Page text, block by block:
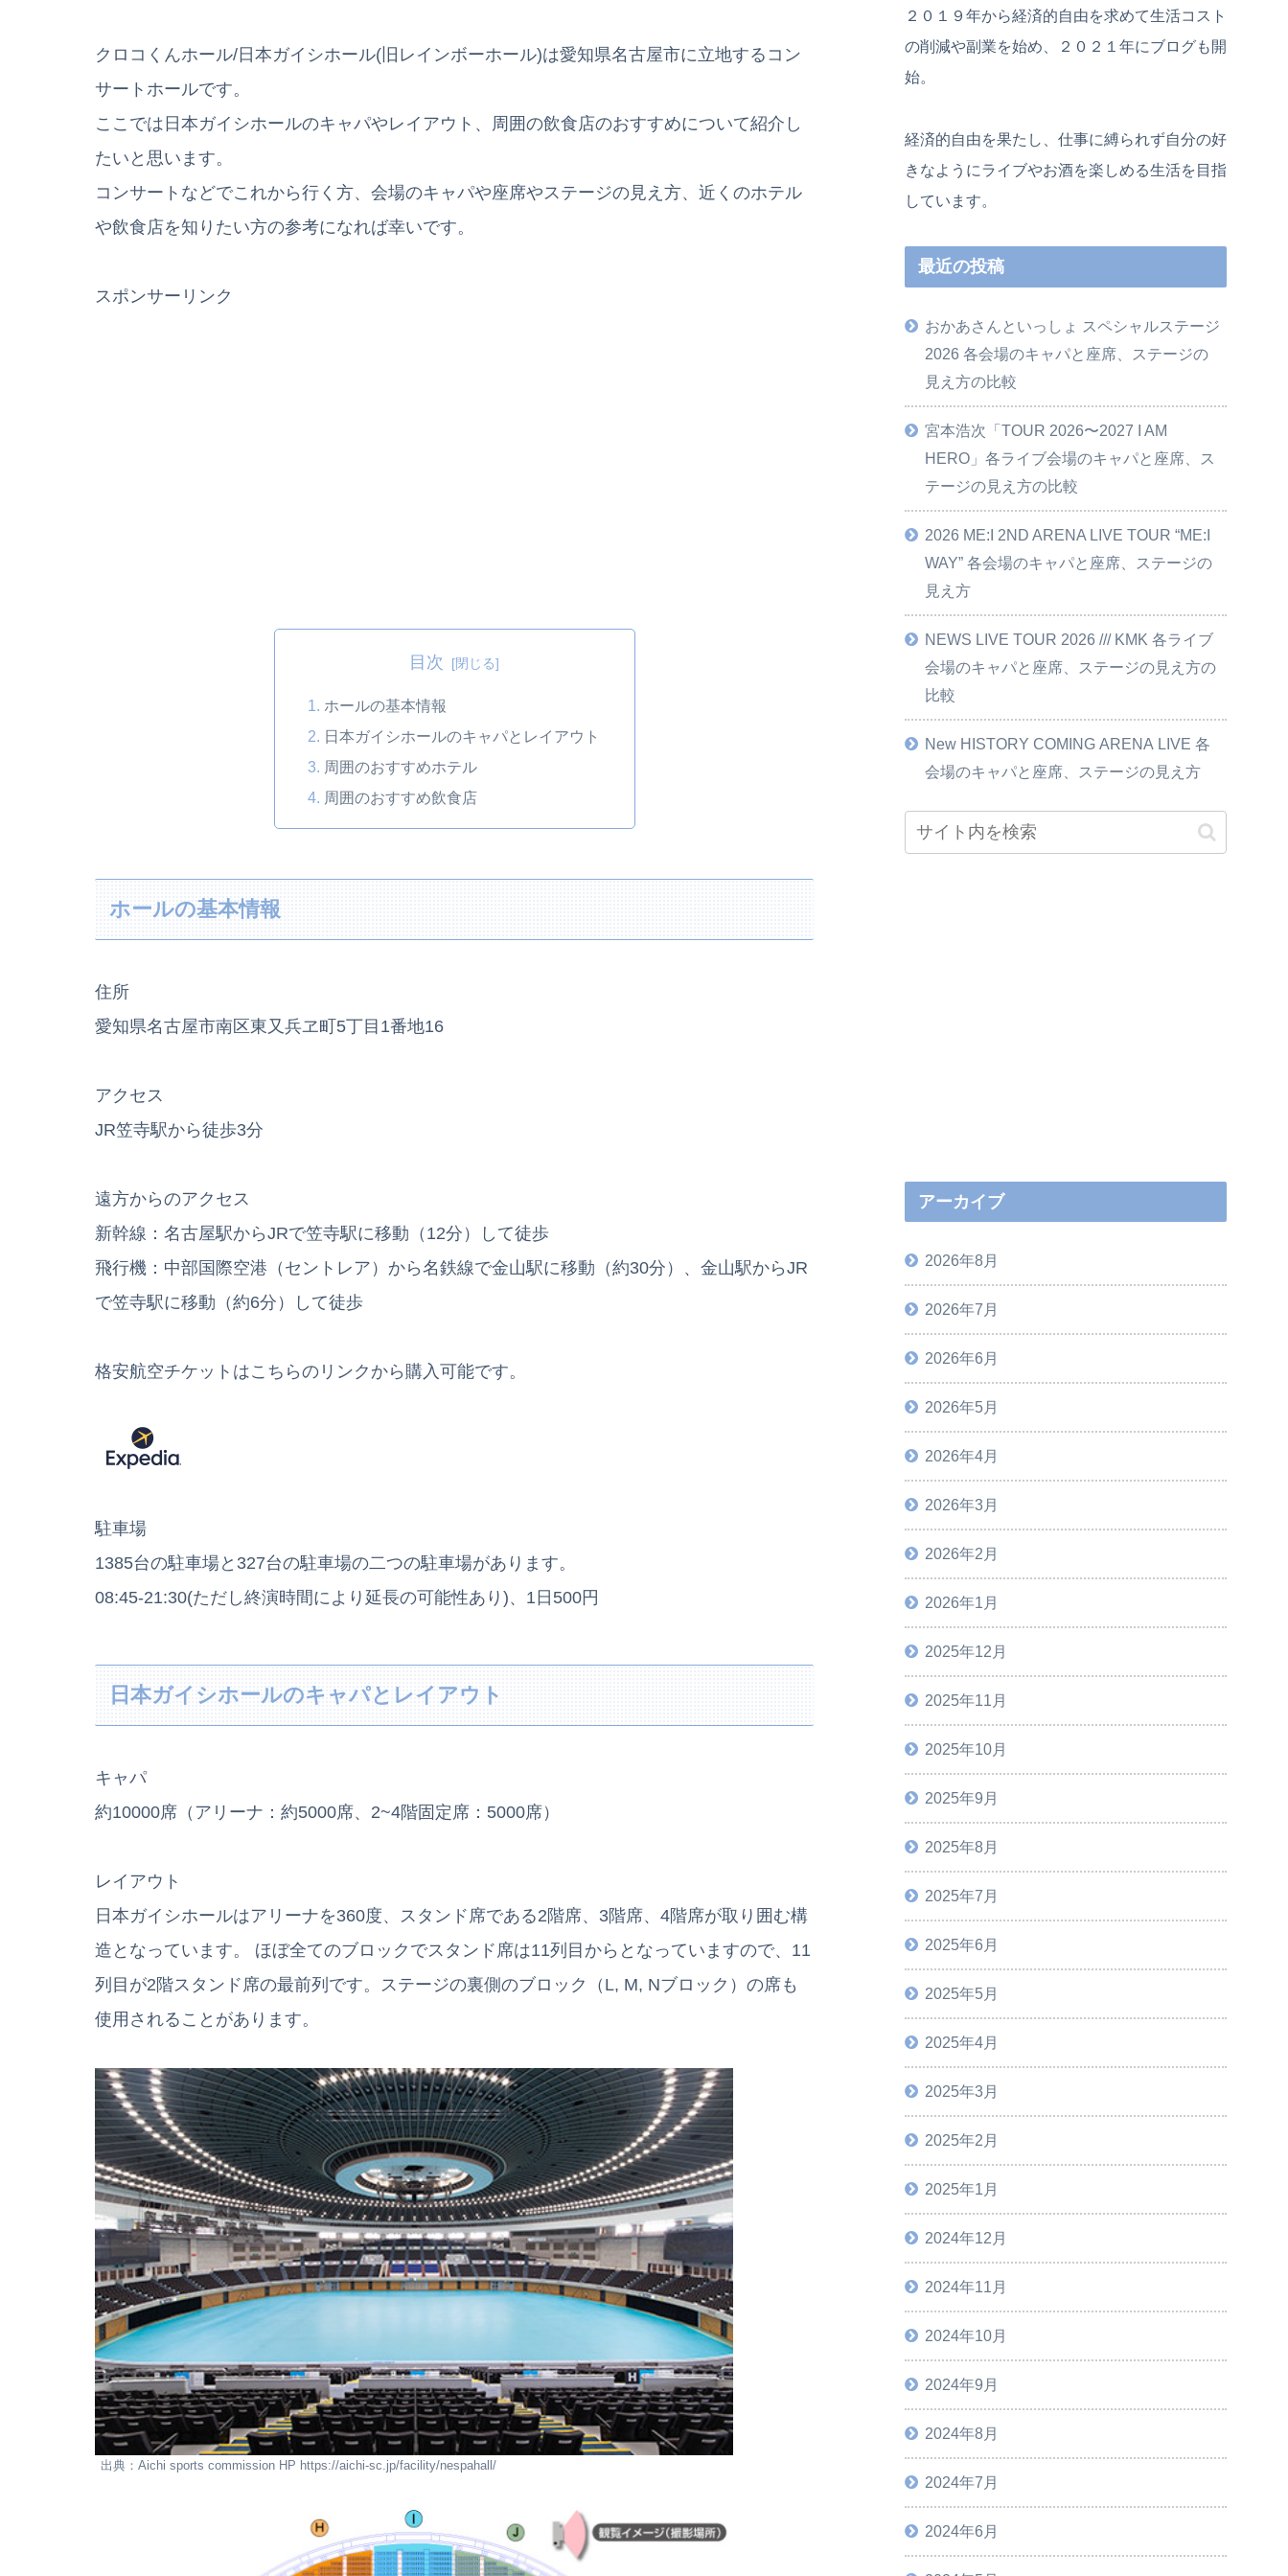
クロコくんホール/日本ガイシホール(旧レインボーホール)は愛知県名古屋市に立地するコン
サートホールです。
ここでは日本ガイシホールのキャパやレイアウト、周囲の飲食店のおすすめについて紹介し
たいと思います。
コンサートなどでこれから行く方、会場のキャパや座席やステージの見え方、近くのホテル
や飲食店を知りたい方の参考になれば幸いです。
スポンサーリンク
目次
ホールの基本情報
日本ガイシホールのキャパとレイアウト
周囲のおすすめホテル
周囲のおすすめ飲食店
ホールの基本情報
住所
愛知県名古屋市南区東又兵ヱ町5丁目1番地16
アクセス
JR笠寺駅から徒歩3分
遠方からのアクセス
新幹線：名古屋駅からJRで笠寺駅に移動（12分）して徒歩
飛行機：中部国際空港（セントレア）から名鉄線で金山駅に移動（約30分）、金山駅からJR
で笠寺駅に移動（約6分）して徒歩
格安航空チケットはこちらのリンクから購入可能です。
駐車場
1385台の駐車場と327台の駐車場の二つの駐車場があります。
08:45-21:30(ただし終演時間により延長の可能性あり)、1日500円
日本ガイシホールのキャパとレイアウト
キャパ
約10000席（アリーナ：約5000席、2~4階固定席：5000席）
レイアウト
日本ガイシホールはアリーナを360度、スタンド席である2階席、3階席、4階席が取り囲む構
造となっています。 ほぼ全てのブロックでスタンド席は11列目からとなっていますので、11
列目が2階スタンド席の最前列です。ステージの裏側のブロック（L, M, Nブロック）の席も
使用されることがあります。
出典：Aichi sports commission HP https://aichi-sc.jp/facility/nespahall/
２０１９年から経済的自由を求めて生活コスト
の削減や副業を始め、２０２１年にブログも開
始。
経済的自由を果たし、仕事に縛られず自分の好
きなようにライブやお酒を楽しめる生活を目指
しています。
最近の投稿
おかあさんといっしょ スペシャルステージ
2026 各会場のキャパと座席、ステージの
見え方の比較
宮本浩次「TOUR 2026〜2027 I AM
HERO」各ライブ会場のキャパと座席、ス
テージの見え方の比較
2026 ME:I 2ND ARENA LIVE TOUR “ME:I
WAY” 各会場のキャパと座席、ステージの
見え方
NEWS LIVE TOUR 2026 /// KMK 各ライブ
会場のキャパと座席、ステージの見え方の
比較
New HISTORY COMING ARENA LIVE 各
会場のキャパと座席、ステージの見え方
アーカイブ
2026年8月
2026年7月
2026年6月
2026年5月
2026年4月
2026年3月
2026年2月
2026年1月
2025年12月
2025年11月
2025年10月
2025年9月
2025年8月
2025年7月
2025年6月
2025年5月
2025年4月
2025年3月
2025年2月
2025年1月
2024年12月
2024年11月
2024年10月
2024年9月
2024年8月
2024年7月
2024年6月